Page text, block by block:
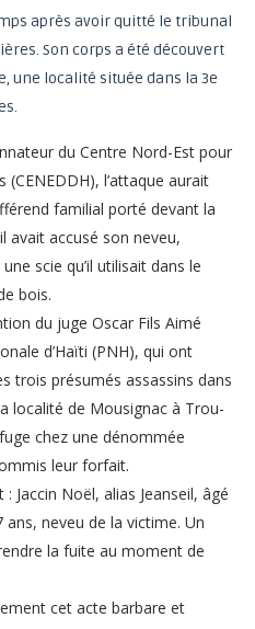
après avoir quitté le tribunal
Son corps a été découvert
une localité située dans la 3e
du Centre Nord-Est pour
l’attaque aurait
familial porté devant la
avait accusé son neveu,
scie qu’il utilisait dans le
bois.
du juge Oscar Fils Aimé
d’Haïti (PNH), qui ont
trois présumés assassins dans
localité de Mousignac à Trou-
chez une dénommée
leur forfait.
Jaccin Noël, alias Jeanseil, âgé
neveu de la victime. Un
la fuite au moment de
cet acte barbare et